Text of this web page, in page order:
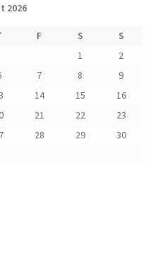
2026
F S
S
1
2
7 8
9
14 15
16
21 22
23
28 29
30